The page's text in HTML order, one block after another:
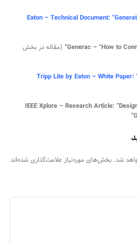
Eaton – Technical Document:
Generac – “How to (مقاله در بخش
Tripp Lite by Eaton – White
IEEE Xplore – Research Article:
شد. بخش‌های موردنیاز علامت‌گذاری شده‌اند